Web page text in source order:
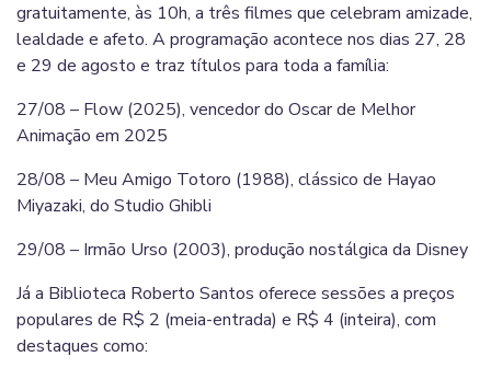
gratuitamente, às 10h, a três filmes que celebram amizade,
lealdade e afeto. A programação acontece nos dias 27, 28
e 29 de agosto e traz títulos para toda a família:
27/08 – Flow (2025), vencedor do Oscar de Melhor
Animação em 2025
28/08 – Meu Amigo Totoro (1988), clássico de Hayao
Miyazaki, do Studio Ghibli
29/08 – Irmão Urso (2003), produção nostálgica da Disney
Já a Biblioteca Roberto Santos oferece sessões a preços
populares de R$ 2 (meia-entrada) e R$ 4 (inteira), com
destaques como: